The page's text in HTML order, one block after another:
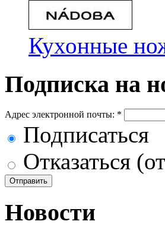
Кухонные
Подписка на
Адрес электронной почты: *
Подписаться
Отказаться
Новости